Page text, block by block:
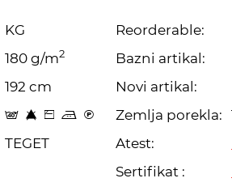
KG
180 g/m2
192 cm
t 8 Z p C
TEGET
Reorderable:
Bazni artikal:
Novi artikal:
Zemlja porekla:
Atest:
Sertifikat :